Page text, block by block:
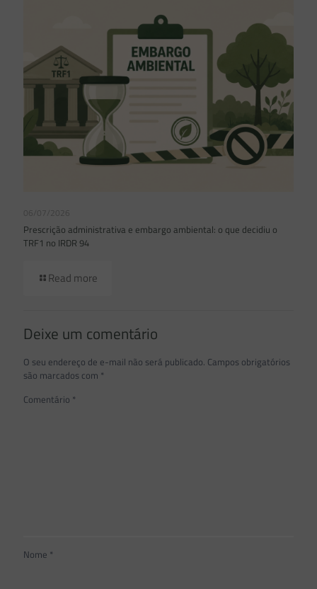
06/07/2026
Prescrição administrativa e embargo ambiental: o que decidiu o
TRF1 no IRDR 94
Read more
Deixe um comentário
O seu endereço de e-mail não será publicado. Campos obrigatórios
são marcados com *
Comentário *
Nome *